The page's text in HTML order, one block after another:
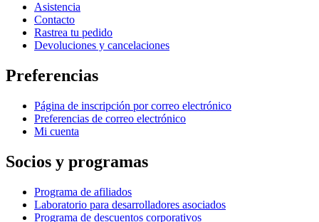
Asistencia
Contacto
Rastrea tu pedido
Devoluciones y cancelaciones
Preferencias
Página de inscripción por correo electrónico
Preferencias de correo electrónico
Mi cuenta
Socios y programas
Programa de afiliados
Laboratorio para desarrolladores asociados
Programa de descuentos corporativos